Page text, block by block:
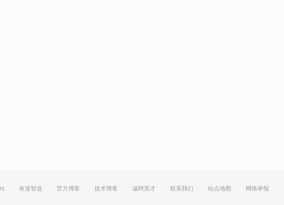
有道智选 官方博客 技术博客 诚聘英才 联系我们 站点地图 网络举报